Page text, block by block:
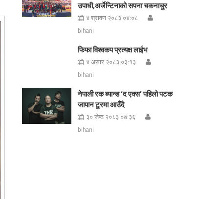
उपाधी,अर्जेन्टिनाको सपना चकनाचुर
४ श्रावण २०८३ ०४:०८
bihani
फिफा विश्वकप प्रत्यक्ष लाईभ
४ असार २०८३ ०३:१३
bihani
नेपाली रक ब्यान्ड ‘द एक्स’ पहिलो पटक
जापान टुरमा आउँदै
३० जेष्ठ २०८३ ०७:३६
bihani